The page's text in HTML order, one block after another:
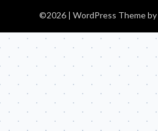
©2026 | WordPress Theme by